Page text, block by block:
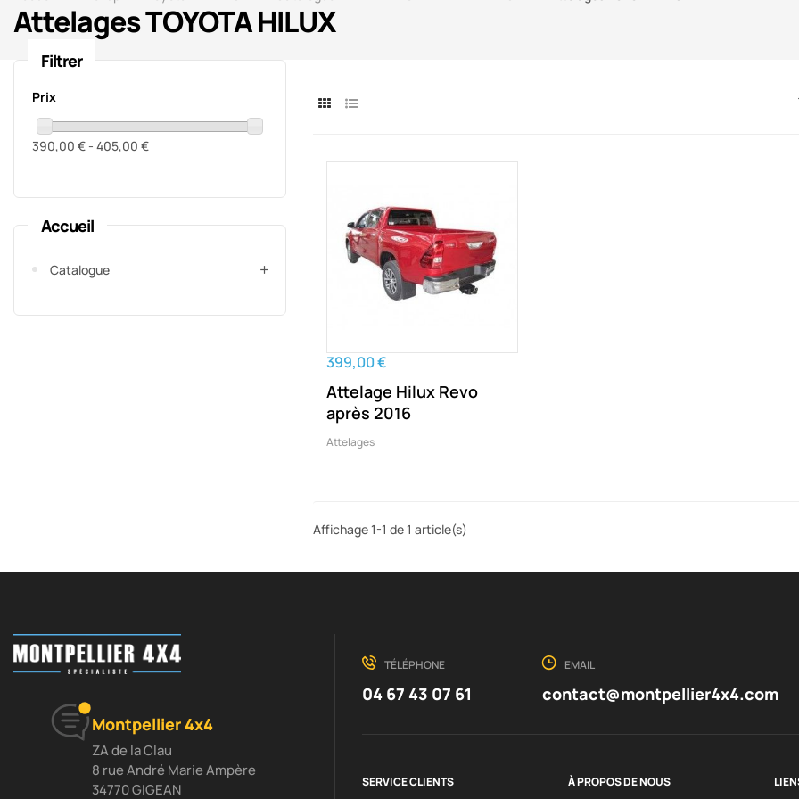
Attelages TOYOTA HILUX
Filtrer
Prix
390,00 € - 405,00 €
Accueil
Catalogue
399,00 €
Attelage Hilux Revo
après 2016
Attelages
Affichage 1-1 de 1 article(s)
Montpellier 4x4
ZA de la Clau
8 rue André Marie Ampère
34770 GIGEAN
TÉLÉPHONE
04 67 43 07 61
EMAIL
contact@montpellier4x4.com
SERVICE CLIENTS À PROPOS DE NOUS